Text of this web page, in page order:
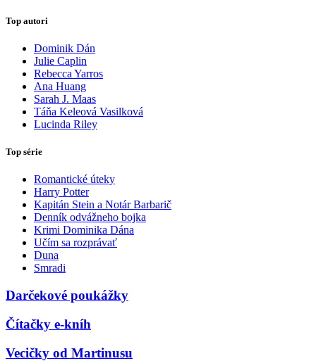
Top autori
Dominik Dán
Julie Caplin
Rebecca Yarros
Ana Huang
Sarah J. Maas
Táňa Keleová Vasilková
Lucinda Riley
Top série
Romantické úteky
Harry Potter
Kapitán Stein a Notár Barbarič
Denník odvážneho bojka
Krimi Dominika Dána
Učím sa rozprávať
Duna
Smradi
Darčekové poukážky
Čítačky e-kníh
Vecičky od Martinusu